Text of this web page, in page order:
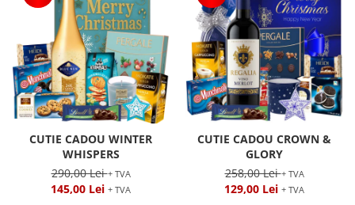
CUTIE CADOU WINTER
WHISPERS
290,00 Lei+ TVA
145,00 Lei + TVA
CUTIE CADOU CROWN &
GLORY
258,00 Lei+ TVA
129,00 Lei + TVA